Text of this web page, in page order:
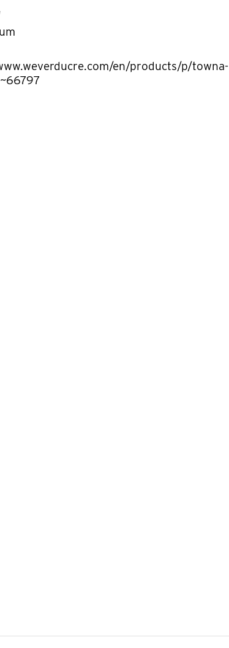
en/products/p/towna-